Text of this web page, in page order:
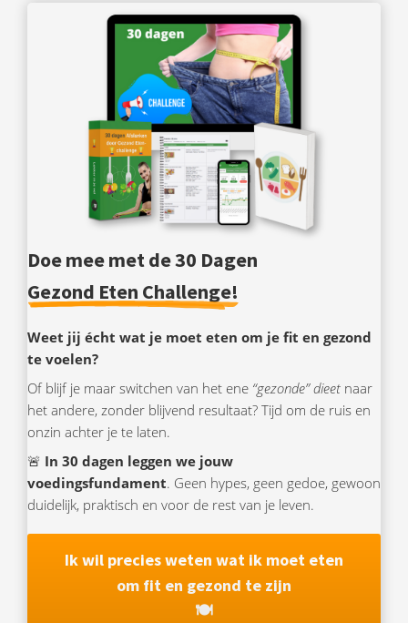
Doe mee met de 30 Dagen
Gezond Eten Challenge!
Weet jij écht wat je moet eten om je fit en gezond
te voelen?
Of blijf je maar switchen van het ene “gezonde” dieet naar
het andere, zonder blijvend resultaat? Tijd om de ruis en
onzin achter je te laten.
🚨 In 30 dagen leggen we jouw
voedingsfundament. Geen hypes, geen gedoe, gewoon
duidelijk, praktisch en voor de rest van je leven.
Ik wil precies weten wat ik moet eten
om fit en gezond te zijn
🍽️